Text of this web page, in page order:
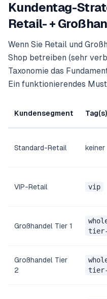
Kundentag-
Retail- +
Wenn Sie Retail und
Shop betreiben (sehr
Taxonomie das
Ein funktionierendes
Kundensegment Tag(s)
Standard-Retail keiner
VIP-Retail vip
Großhandel Tier 1
Großhandel Tier
2